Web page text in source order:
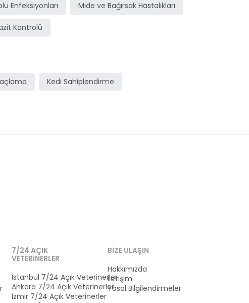
Enfeksiyonları Mide ve Bağırsak Hastalıkları
Kontrolü
Kedi Sahiplendirme
7/24 AÇIK
VETERINERLER
İstanbul 7/24 Açık Veterinerler
Ankara 7/24 Açık Veterinerler
İzmir 7/24 Açık Veterinerler
BIZE ULAŞIN
Hakkımızda
İletişim
Yasal Bilgilendirmeler